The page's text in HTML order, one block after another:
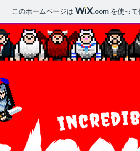
このホームページは .com を使っ